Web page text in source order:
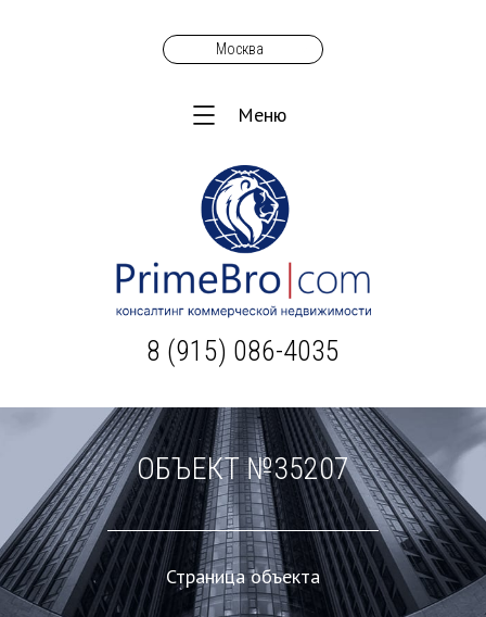
Москва
Меню
8 (915) 086-4035
ОБЪЕКТ №35207
Страница объекта